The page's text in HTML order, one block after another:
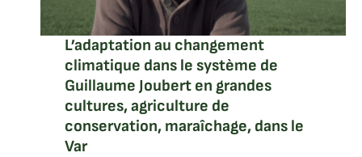
L’adaptation au changement
climatique dans le système de
Guillaume Joubert en grandes
cultures, agriculture de
conservation, maraîchage, dans le
Var